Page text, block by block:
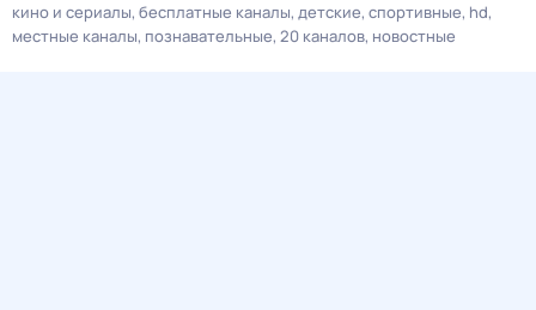
кино и сериалы бесплатные каналы детские спортивные hd
местные каналы познавательные 20 каналов новостные